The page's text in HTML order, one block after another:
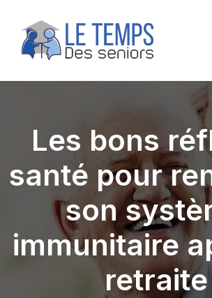
Les bons
santé pour
son
immunitaire
retraite